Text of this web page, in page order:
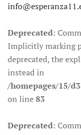
Deprecated:
Implicitly marking
deprecated, the
instead in
/homepages/15/
on line83
Deprecated: